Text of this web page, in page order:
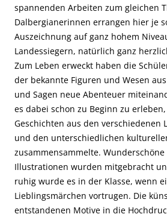
spannenden Arbeiten zum gleichen
Dalbergianerinnen errangen hier je
Auszeichnung auf ganz hohem
Landessiegern, natürlich ganz
Zum Leben erweckt haben die
der bekannte Figuren und Wesen
und Sagen neue Abenteuer
es dabei schon zu Beginn zu
Geschichten aus den verschiedenen
und den unterschiedlichen
zusammensammelte.
Illustrationen wurden mitgebracht
ruhig wurde es in der Klasse, wenn
Lieblingsmärchen vortrugen. Die
entstandenen Motive in die